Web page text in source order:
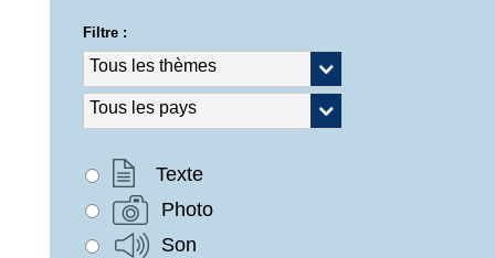
Filtre :
Texte
Photo
Son